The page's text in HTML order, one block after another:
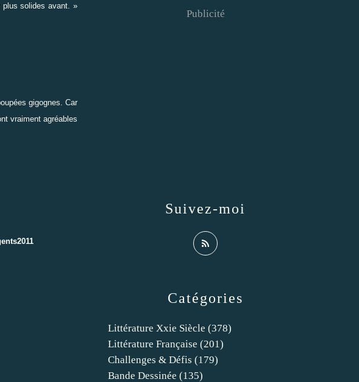
solides avant. »
gigognes. Car
vraiment agréables
Catégories
Littérature Xxie Siècle (378)
Littérature Française (201)
Challenges & Défis (179)
Bande Dessinée (135)
Suivez-moi
Publicité